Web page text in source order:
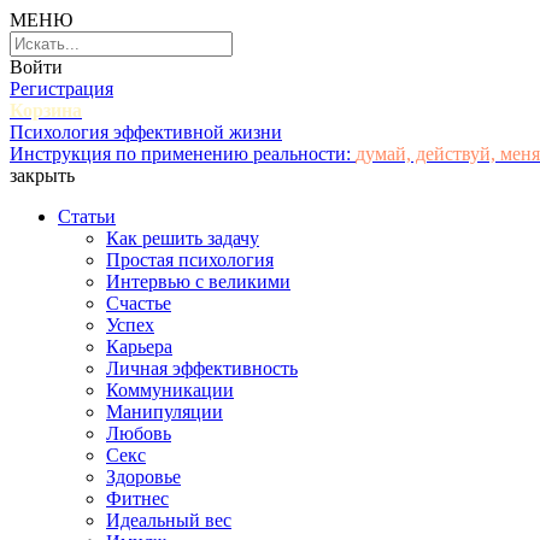
МЕНЮ
Войти
Регистрация
Корзина
Психология эффективной жизни
Инструкция по применению реальности: думай, действуй,
закрыть
Статьи
Как решить задачу
Простая психология
Интервью с великими
Счастье
Успех
Карьера
Личная эффективность
Коммуникации
Манипуляции
Любовь
Секс
Здоровье
Фитнес
Идеальный вес